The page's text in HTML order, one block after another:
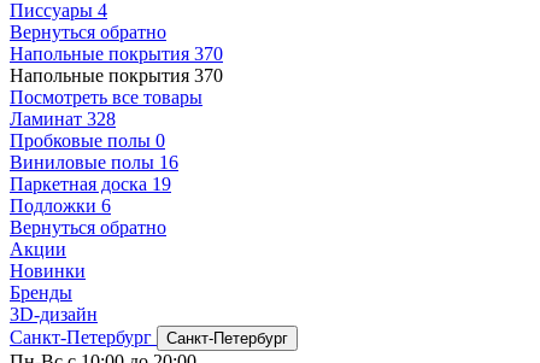
Писсуары 4
Вернуться обратно
Напольные покрытия 370
Напольные покрытия 370
Посмотреть все товары
Ламинат 328
Пробковые полы 0
Виниловые полы 16
Паркетная доска 19
Подложки 6
Вернуться обратно
Акции
Новинки
Бренды
3D-дизайн
Санкт-Петербург
Санкт-Петербург